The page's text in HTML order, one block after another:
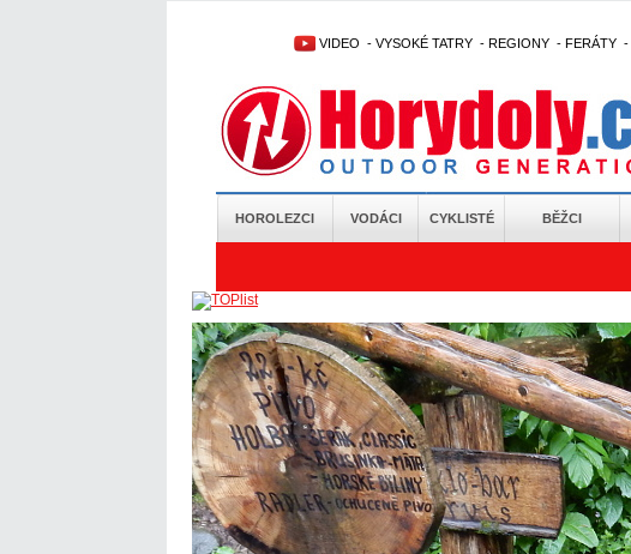
VIDEO - VYSOKÉ TATRY - REGIONY - FERÁTY -
HOROLEZCI VODÁCI CYKLISTÉ BĚŽCI